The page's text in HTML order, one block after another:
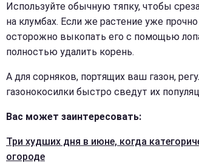
Используйте обычную тяпку, чтобы
на клумбах. Если же растение уже
осторожно выкопать его с помощью
полностью удалить корень.
А для сорняков, портящих ваш газон,
газонокосилки быстро сведут их
Вас может заинтересовать:
Три худших дня в июне, когда
огороде